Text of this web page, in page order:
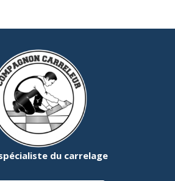
du carrelage